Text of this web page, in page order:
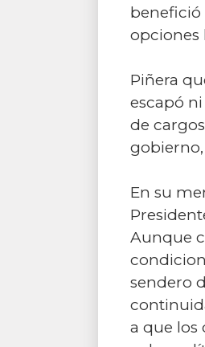
opciones
Piñera
escapó
de
En su
Aunque
sendero
a que los